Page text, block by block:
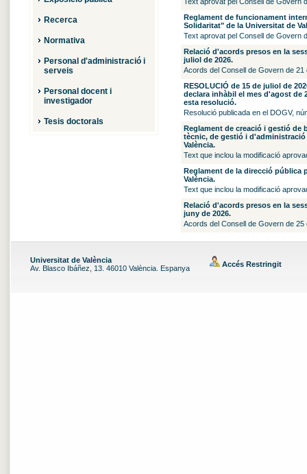
Recerca
Normativa
Personal d'administració i
serveis
Personal docent i
investigador
Tesis doctorals
Reglament de funcionament
Solidaritat" de la Universitat de
Text aprovat pel Consell de Govern
Relació d'acords presos en la
juliol de 2026.
Acords del Consell de Govern de 21
RESOLUCIÓ de 15 de juliol de
declara inhàbil el mes d'agost de
esta resolució.
Resolució publicada en el DOGV,
Reglament de creació i gestió de
tècnic, de gestió i
València.
Text que inclou la modificació
Reglament de la direcció pública
València.
Text que inclou la modificació
Relació d'acords presos en la
juny de 2026.
Acords del Consell de Govern de 25
Universitat de València
Av. Blasco Ibáñez, 13. 46010 València. Espanya
Accés Restringit